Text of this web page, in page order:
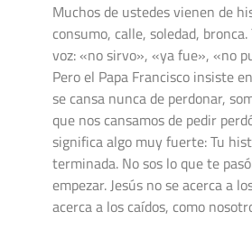
Muchos de ustedes vienen de
consumo, calle, soledad, bronca.
voz: «no sirvo», «ya fue», «no
Pero el Papa Francisco insiste
se cansa nunca de perdonar,
que nos cansamos de pedir
significa algo muy fuerte: Tu
terminada. No sos lo que te
empezar. Jesús no se acerca a
acerca a los caídos, como